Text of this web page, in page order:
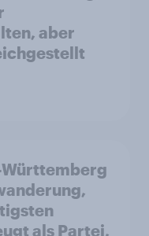
aber
als Partei,